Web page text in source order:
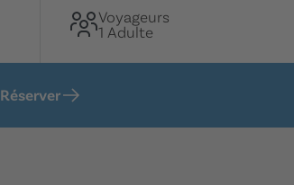
Voyageurs
1 Adulte
Réserver